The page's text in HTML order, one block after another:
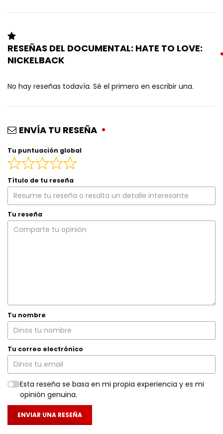
RESEÑAS DEL DOCUMENTAL: HATE TO LOVE:
NICKELBACK
No hay reseñas todavía. Sé el primero en escribir una.
ENVÍA TU RESEÑA
Tu puntuación global
Título de tu reseña
Tu reseña
Tu nombre
Tu correo electrónico
Esta reseña se basa en mi propia experiencia y es mi
opinión genuina.
ENVIAR UNA RESEÑA